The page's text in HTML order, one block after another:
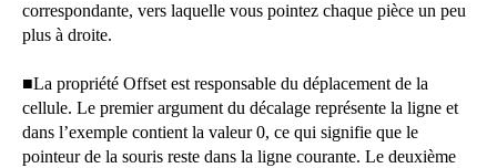
correspondante, vers laquelle vous pointez chaque pièce un peu
plus à droite.
■La propriété Offset est responsable du déplacement de la
cellule. Le premier argument du décalage représente la ligne et
dans l’exemple contient la valeur 0, ce qui signifie que le
pointeur de la souris reste dans la ligne courante. Le deuxième